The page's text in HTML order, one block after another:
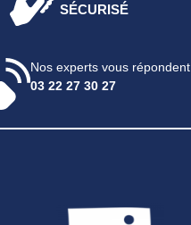
SÉCURISÉ
Nos experts vous répondent
03 22 27 30 27